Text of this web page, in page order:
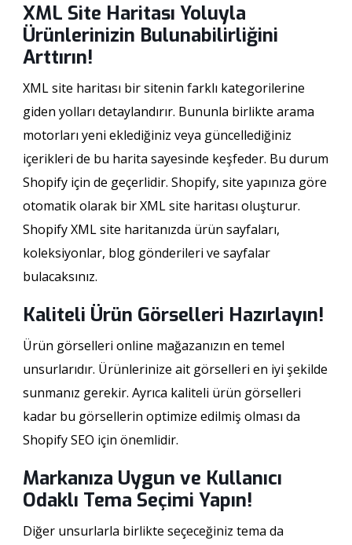
XML Site Haritası Yoluyla
Ürünlerinizin Bulunabilirliğini
Arttırın!
XML site haritası bir sitenin farklı kategorilerine
giden yolları detaylandırır. Bununla birlikte arama
motorları yeni eklediğiniz veya güncellediğiniz
içerikleri de bu harita sayesinde keşfeder. Bu durum
Shopify için de geçerlidir. Shopify, site yapınıza göre
otomatik olarak bir XML site haritası oluşturur.
Shopify XML site haritanızda ürün sayfaları,
koleksiyonlar, blog gönderileri ve sayfalar
bulacaksınız.
Kaliteli Ürün Görselleri Hazırlayın!
Ürün görselleri online mağazanızın en temel
unsurlarıdır. Ürünlerinize ait görselleri en iyi şekilde
sunmanız gerekir. Ayrıca kaliteli ürün görselleri
kadar bu görsellerin optimize edilmiş olması da
Shopify SEO için önemlidir.
Markanıza Uygun ve Kullanıcı
Odaklı Tema Seçimi Yapın!
Diğer unsurlarla birlikte seçeceğiniz tema da